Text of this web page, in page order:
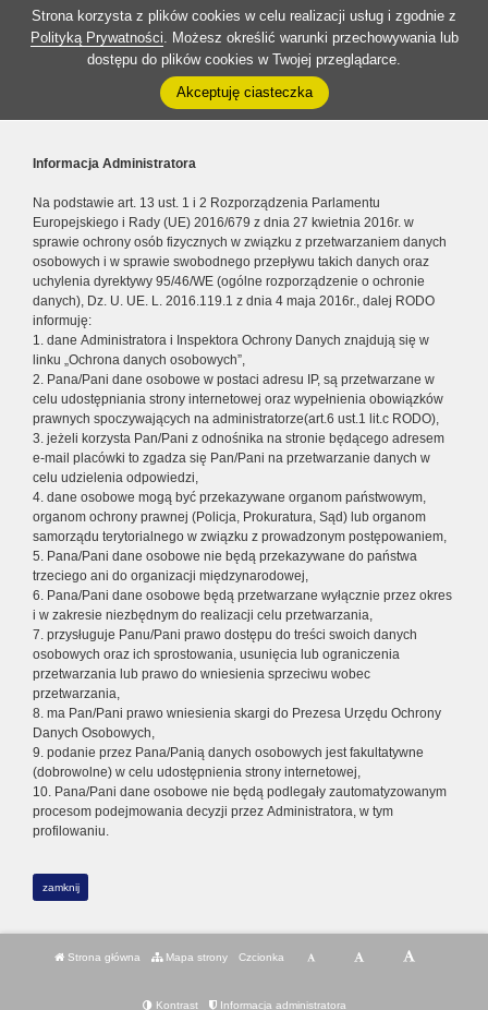
Strona korzysta z plików cookies w celu realizacji usług i zgodnie z
Polityką Prywatności. Możesz określić warunki przechowywania lub
dostępu do plików cookies w Twojej przeglądarce.
Akceptuję ciasteczka
Informacja Administratora
Na podstawie art. 13 ust. 1 i 2 Rozporządzenia Parlamentu
Europejskiego i Rady (UE) 2016/679 z dnia 27 kwietnia 2016r. w
sprawie ochrony osób fizycznych w związku z przetwarzaniem danych
osobowych i w sprawie swobodnego przepływu takich danych oraz
uchylenia dyrektywy 95/46/WE (ogólne rozporządzenie o ochronie
danych), Dz. U. UE. L. 2016.119.1 z dnia 4 maja 2016r., dalej RODO
informuję:
1. dane Administratora i Inspektora Ochrony Danych znajdują się w
linku „Ochrona danych osobowych”,
2. Pana/Pani dane osobowe w postaci adresu IP, są przetwarzane w
celu udostępniania strony internetowej oraz wypełnienia obowiązków
prawnych spoczywających na administratorze(art.6 ust.1 lit.c RODO),
3. jeżeli korzysta Pan/Pani z odnośnika na stronie będącego adresem
e-mail placówki to zgadza się Pan/Pani na przetwarzanie danych w
celu udzielenia odpowiedzi,
4. dane osobowe mogą być przekazywane organom państwowym,
organom ochrony prawnej (Policja, Prokuratura, Sąd) lub organom
samorządu terytorialnego w związku z prowadzonym postępowaniem,
5. Pana/Pani dane osobowe nie będą przekazywane do państwa
trzeciego ani do organizacji międzynarodowej,
6. Pana/Pani dane osobowe będą przetwarzane wyłącznie przez okres
i w zakresie niezbędnym do realizacji celu przetwarzania,
7. przysługuje Panu/Pani prawo dostępu do treści swoich danych
osobowych oraz ich sprostowania, usunięcia lub ograniczenia
przetwarzania lub prawo do wniesienia sprzeciwu wobec
przetwarzania,
8. ma Pan/Pani prawo wniesienia skargi do Prezesa Urzędu Ochrony
Danych Osobowych,
9. podanie przez Pana/Panią danych osobowych jest fakultatywne
(dobrowolne) w celu udostępnienia strony internetowej,
10. Pana/Pani dane osobowe nie będą podlegały zautomatyzowanym
procesom podejmowania decyzji przez Administratora, w tym
profilowaniu.
zamknij
Strona główna Mapa strony Czcionka
Kontrast Informacja administratora